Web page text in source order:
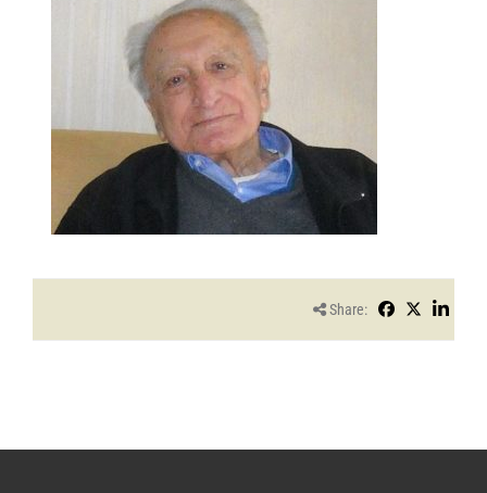
Share: